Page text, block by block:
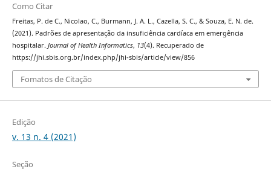
Como Citar
Freitas, P. de C., Nicolao, C., Burmann, J. A. L., Cazella, S. C., & Souza, E. N. de.
(2021). Padrões de apresentação da insuficiência cardíaca em emergência
hospitalar. Journal of Health Informatics, 13(4). Recuperado de
https://jhi.sbis.org.br/index.php/jhi-sbis/article/view/856
Fomatos de Citação
Edição
v. 13 n. 4 (2021)
Seção